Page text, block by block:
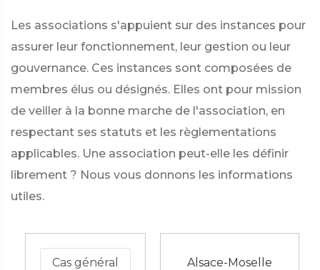
Les associations s'appuient sur des instances pour
assurer leur fonctionnement, leur gestion ou leur
gouvernance. Ces instances sont composées de
membres élus ou désignés. Elles ont pour mission
de veiller à la bonne marche de l'association, en
respectant ses statuts et les règlementations
applicables. Une association peut-elle les définir
librement ? Nous vous donnons les informations
utiles.
Cas général Alsace-Moselle